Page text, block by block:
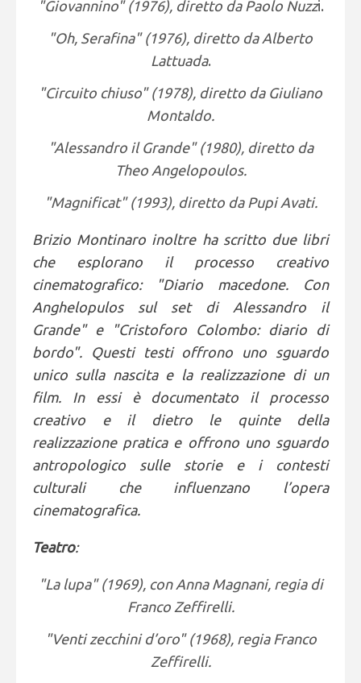
"Giovannino" (1976), diretto da Paolo Nuzzi.
"Oh, Serafina" (1976), diretto da Alberto
Lattuada.
"Circuito chiuso" (1978), diretto da Giuliano
Montaldo.
"Alessandro il Grande" (1980), diretto da
Theo Angelopoulos.
"Magnificat" (1993), diretto da Pupi Avati.
Brizio Montinaro inoltre ha scritto due libri
che esplorano il processo creativo
cinematografico: "Diario macedone. Con
Anghelopulos sul set di Alessandro il
Grande" e "Cristoforo Colombo: diario di
bordo". Questi testi offrono uno sguardo
unico sulla nascita e la realizzazione di un
film. In essi è documentato il processo
creativo e il dietro le quinte della
realizzazione pratica e offrono uno sguardo
antropologico sulle storie e i contesti
culturali che influenzano l’opera
cinematografica.
Teatro:
"La lupa" (1969), con Anna Magnani, regia di
Franco Zeffirelli.
"Venti zecchini d’oro" (1968), regia Franco
Zeffirelli.